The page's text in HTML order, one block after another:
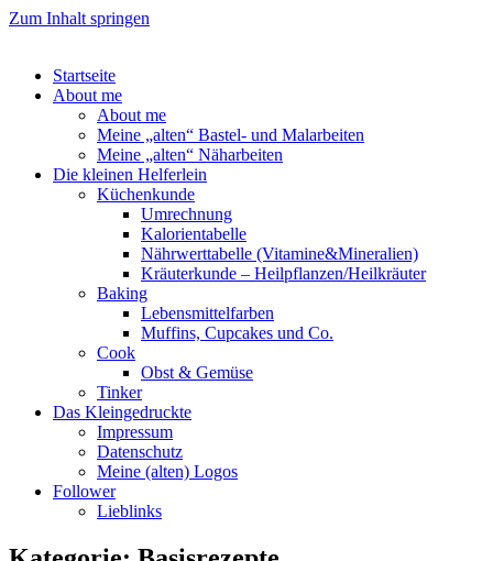
Zum Inhalt springen
Startseite
About me
About me
Meine „alten“ Bastel- und Malarbeiten
Meine „alten“ Näharbeiten
Die kleinen Helferlein
Küchenkunde
Umrechnung
Kalorientabelle
Nährwerttabelle (Vitamine&Mineralien)
Kräuterkunde – Heilpflanzen/Heilkräuter
Baking
Lebensmittelfarben
Muffins, Cupcakes und Co.
Cook
Obst & Gemüse
Tinker
Das Kleingedruckte
Impressum
Datenschutz
Meine (alten) Logos
Follower
Lieblinks